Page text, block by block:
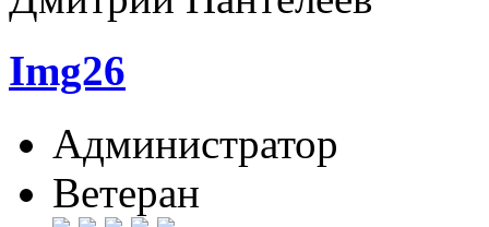
Img26
Администратор
Ветеран